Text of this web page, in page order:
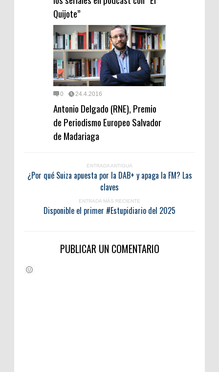
Quijote”
0 24.4.2016
Antonio Delgado (RNE), Premio
de Periodismo Europeo Salvador
de Madariaga
ENTRADA ANTIGUA
¿Por qué Suiza apuesta por la DAB+ y apaga la FM? Las
claves
ENTRADA MÁS RECIENTE
Disponible el primer #Estupidiario del 2025
PUBLICAR UN COMENTARIO